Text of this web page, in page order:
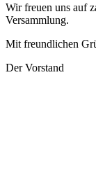
Wir freuen uns auf
Versammlung.
Mit freundlichen
Der Vorstand